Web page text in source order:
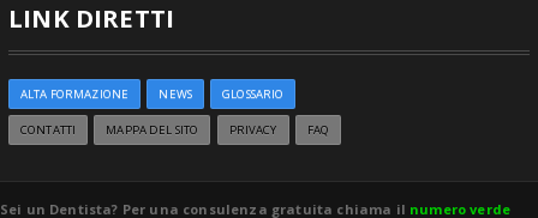
LINK DIRETTI
ALTA FORMAZIONE NEWS GLOSSARIO
CONTATTI MAPPA DEL SITO PRIVACY FAQ
Sei un Dentista? Per una consulenza gratuita chiama il numero verde